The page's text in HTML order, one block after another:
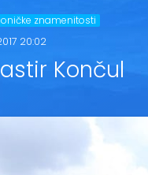
znamenitosti
20:02
Končul